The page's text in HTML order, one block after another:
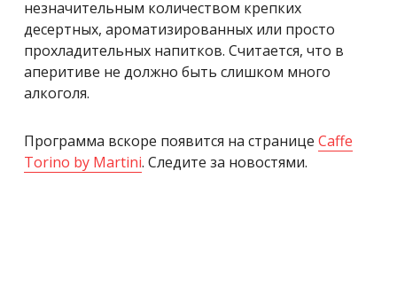
незначительным количеством крепких
десертных, ароматизированных или просто
прохладительных напитков. Считается, что в
аперитиве не должно быть слишком много
алкоголя.
Программа вскоре появится на странице Caffe
Torino by Martini. Следите за новостями.